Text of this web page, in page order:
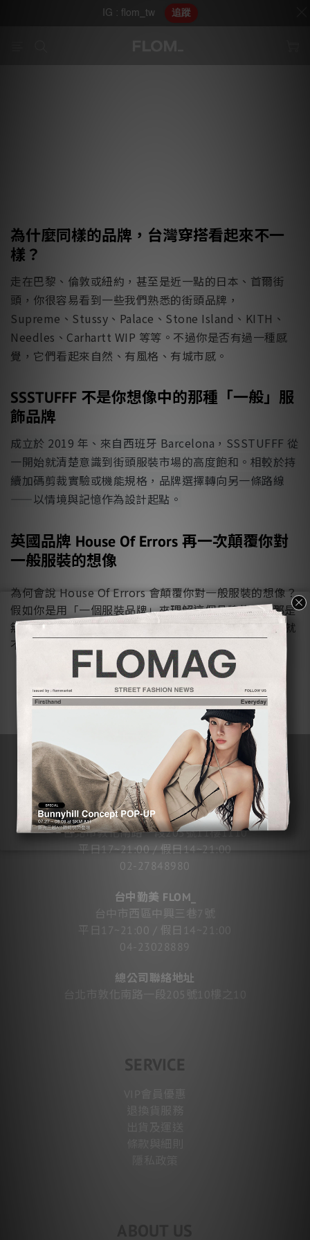
為什麼同樣的品牌，台灣穿搭看起來不一
樣？
走在巴黎、倫敦或紐約，甚至是近一點的日本、首爾街
頭，你很容易看到一些我們熟悉的街頭品牌，
Supreme、Stussy、Palace、Stone Island、KITH、
Needles、Carhartt WIP 等等。不過你是否有過一種感
覺，它們看起來自然、有風格、有城市感。
SSSTUFFF 不是你想像中的那種「一般」服
飾品牌
成立於 2019 年、來自西班牙 Barcelona，SSSTUFFF 從
一開始就清楚意識到街頭服裝市場的高度飽和。相較於持
續加碼剪裁實驗或機能規格，品牌選擇轉向另一條路線
——以情境與記憶作為設計起點。
英國品牌 House Of Errors 再一次顛覆你對
一般服裝的想像
為何會說 House Of Errors 會顛覆你對一般服裝的想像？
假如你是用「一個服裝品牌」來理解這個品牌的話，那是
無法感受到背後的精髓的。因為這個品牌的起點，本來就
不是衣服。
STORES
台北東區 FLOMMARKET
台北市敦化南路一段205號11樓1110
平日17~21:00 / 假日14~21:00
02-27848980
台中勤美 FLOM_
台中市西區中興三巷7號
平日17~21:00 / 假日14~21:00
04-23028889
總公司聯絡地址
台北市敦化南路一段205號10樓之10
SERVICE
IG : flom_tw 追蹤